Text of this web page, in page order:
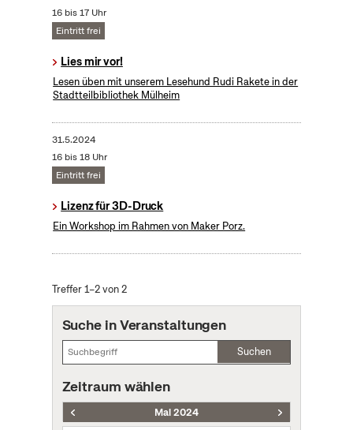
16 bis 17 Uhr
Eintritt frei
Lies mir vor!
Lesen üben mit unserem Lesehund Rudi Rakete in der
Stadtteilbibliothek Mülheim
31.5.2024
16 bis 18 Uhr
Eintritt frei
Lizenz für 3D-Druck
Ein Workshop im Rahmen von Maker Porz.
Treffer 1–2 von 2
Suche in Veranstaltungen
Suchen
Zeitraum wählen
Mai 2024